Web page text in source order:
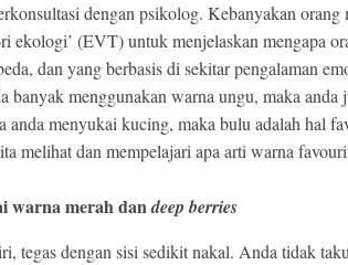
dengan psikolog. Kebanyakan
ekologi’ (EVT) untuk menjelaskan mengapa
dan yang berbasis di sekitar pengalaman
banyak menggunakan warna ungu, maka anda
anda menyukai kucing, maka bulu adalah hal
melihat dan mempelajari apa arti warna
warna merah dandeep berries
tegas dengan sisi sedikit nakal. Anda tidak